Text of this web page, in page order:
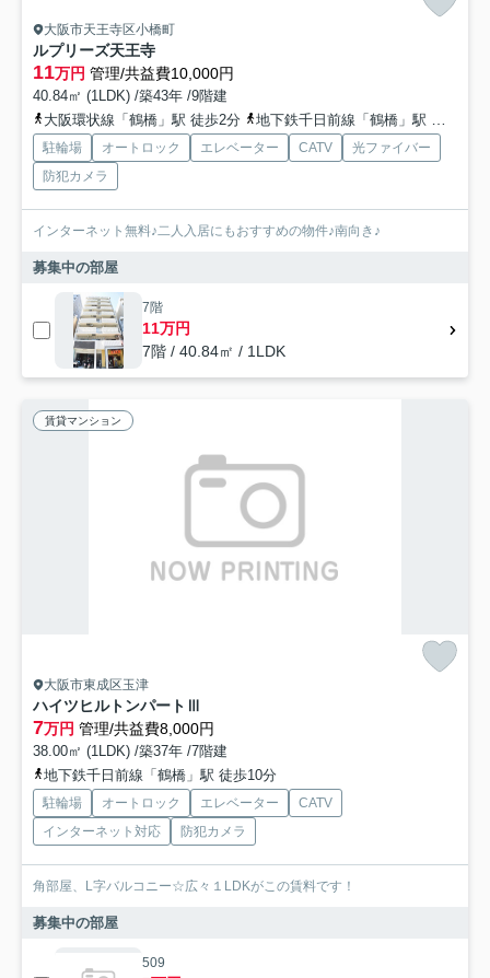
大阪市天王寺区小橋町
ルプリーズ天王寺
11万円 管理/共益費10,000円
40.84㎡ (1LDK) /築43年 /9階建
大阪環状線「鶴橋」駅 徒歩2分
地下鉄千日前線「鶴橋」駅 徒歩2分
駐輪場 オートロック エレベーター CATV
光ファイバー
防犯カメラ
インターネット無料♪二人入居にもおすすめの物件♪南向き♪
募集中の部屋
7階
11万円
7階 / 40.84㎡ / 1LDK
賃貸マンション
大阪市東成区玉津
ハイツヒルトンパートⅢ
7万円 管理/共益費8,000円
38.00㎡ (1LDK) /築37年 /7階建
地下鉄千日前線「鶴橋」駅 徒歩10分
駐輪場 オートロック エレベーター
CATV
インターネット対応
防犯カメラ
角部屋、L字バルコニー☆広々１LDKがこの賃料です！
募集中の部屋
509